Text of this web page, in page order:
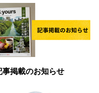
事掲載のお知らせ